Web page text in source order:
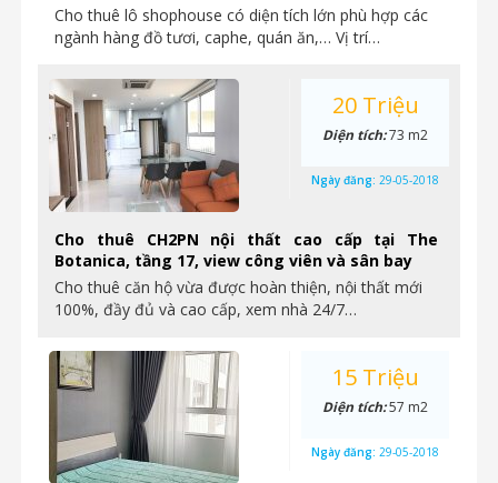
Cho thuê lô shophouse có diện tích lớn phù hợp các
ngành hàng đồ tươi, caphe, quán ăn,… Vị trí…
Cho thuê CH2PN nội thất cao cấp tại The
Botanica, tầng 17, view công viên và sân bay
Cho thuê căn hộ vừa được hoàn thiện, nội thất mới
100%, đầy đủ và cao cấp, xem nhà 24/7…
20 Triệu
Diện tích:73 m2
Ngày đăng: 29-05-2018
15 Triệu
Diện tích:57 m2
Ngày đăng: 29-05-2018